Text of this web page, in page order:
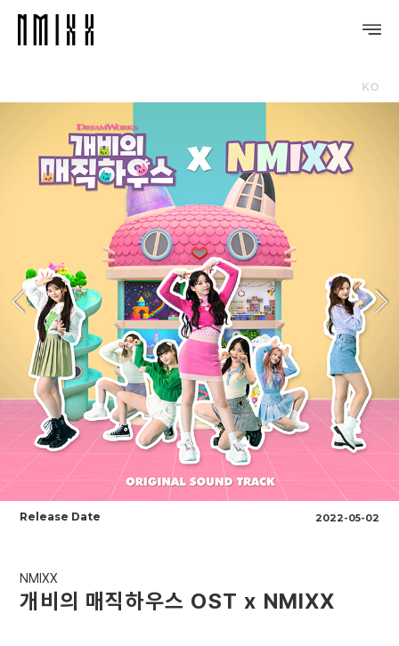
PROFILE
DISCOGRAPHY
GALLERY
NOTICE
SCHEDULE
KO
Release Date 2022-05-02
NMIXX
개비의 매직하우스 OST x NMIXX